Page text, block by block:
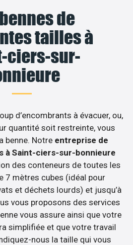
de
tailles à
ciers-sur-
d’encombrants à évacuer, ou,
quantité soit restreinte, vous
benne. Notre entreprise de
à Saint-ciers-sur-bonnieure
des conteneurs de toutes les
7 mètres cubes (idéal pour
et déchets lourds) et jusqu’à
vous proposons des services
vous assure ainsi que votre
simplifiée et que votre travail
nous la taille qui vous